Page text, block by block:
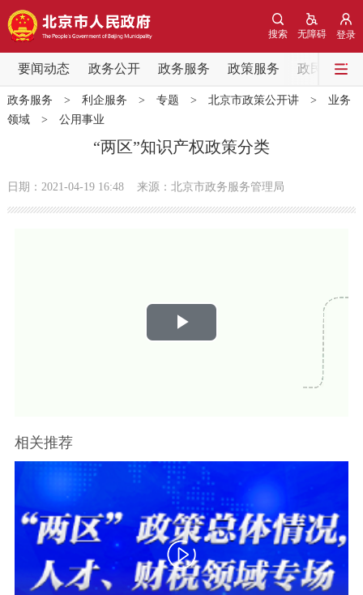
登录
无障碍
搜索
要闻动态 政务公开 政务服务 政策服务 政民互动
要闻动态
党中央精神 国务院信息 中央部委动态
会议信息
各区热点
个人服务 法人服务 部门服务
便民服务 利企服务 投资项目
中介服务 阳光政务
政务服务 > 利企服务 > 专题 > 北京市政策公开讲> 业务
领域> 公用事业
“两区”知识产权政策分类
日期：2021-04-19 16:48 来源：北京市政务服务管理局
播
相关推荐